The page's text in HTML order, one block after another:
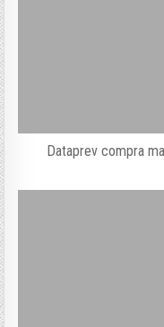
Dataprev compra